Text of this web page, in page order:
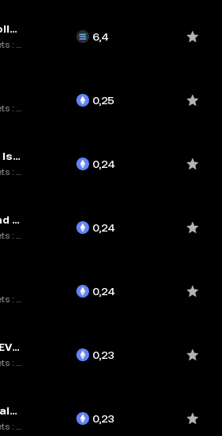
| moonroll.io
: 4,4K
6,4
: 2,5K
0,25
: 3,4K
0,24
taxes : evaders
: 6,9K
0,24
: 10K
0,24
: 4,7K
0,23
Land
: 70,8K
0,23